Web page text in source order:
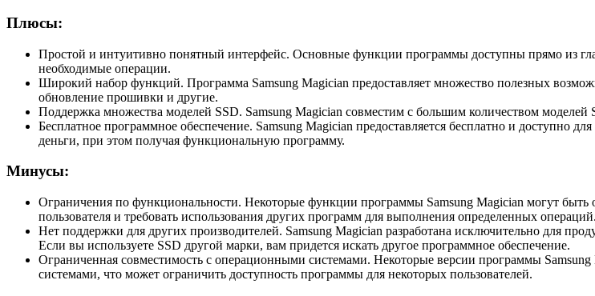
Плюсы:
Простой и интуитивно понятный интерфейс. Основные функции программы доступны прямо из
необходимые операции.
Широкий набор функций. Программа Samsung Magician предоставляет множество полезных
обновление прошивки и другие.
Поддержка множества моделей SSD. Samsung Magician совместим с большим количеством моделей
Бесплатное программное обеспечение. Samsung Magician предоставляется бесплатно и доступно
деньги, при этом получая функциональную программу.
Минусы:
Ограничения по функциональности. Некоторые функции программы Samsung Magician могут
пользователя и требовать использования других программ для выполнения определенных операций.
Нет поддержки для других производителей. Samsung Magician разработана исключительно для
Если вы используете SSD другой марки, вам придется искать другое программное обеспечение.
Ограниченная совместимость с операционными системами. Некоторые версии программы
системами, что может ограничить доступность программы для некоторых пользователей.